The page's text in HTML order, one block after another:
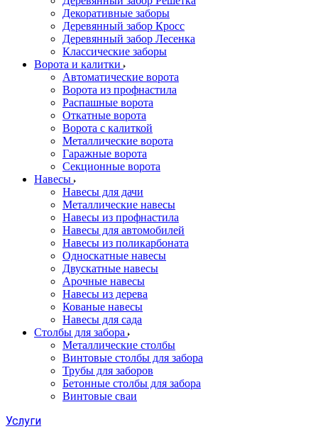
Декоративные заборы
Деревянный забор Кросс
Деревянный забор Лесенка
Классические заборы
Ворота и калитки
Автоматические ворота
Ворота из профнастила
Распашные ворота
Откатные ворота
Ворота с калиткой
Металлические ворота
Гаражные ворота
Секционные ворота
Навесы
Навесы для дачи
Металлические навесы
Навесы из профнастила
Навесы для автомобилей
Навесы из поликарбоната
Односкатные навесы
Двускатные навесы
Арочные навесы
Навесы из дерева
Кованые навесы
Навесы для сада
Столбы для забора
Металлические столбы
Винтовые столбы для забора
Трубы для заборов
Бетонные столбы для забора
Винтовые сваи
Услуги